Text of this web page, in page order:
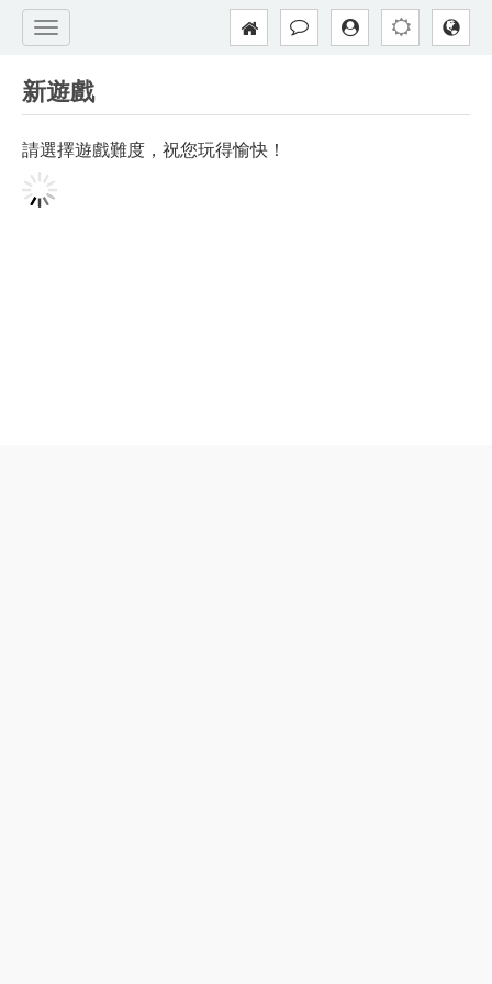
新遊戲
請選擇遊戲難度，祝您玩得愉快！